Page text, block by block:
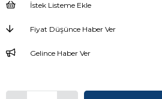
İstek Listeme Ekle
Fiyat Düşünce Haber Ver
Gelince Haber Ver